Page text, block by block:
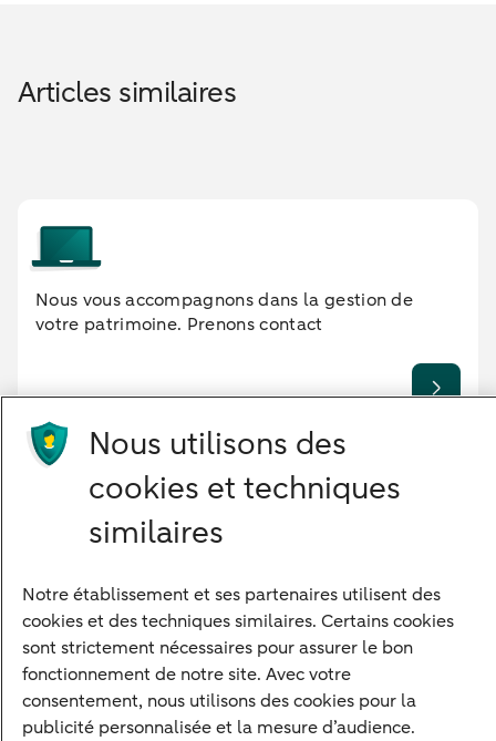
Articles similaires
Nous vous accompagnons dans la gestion de
votre patrimoine. Prenons contact
Notre approche
Notre raison d'être
Devenir client
Diversifier vos classes d'actifs
Structurer votre patrimoine
Nous utilisons des
cookies et techniques
similaires
Notre établissement et ses partenaires utilisent des
cookies et des techniques similaires. Certains cookies
sont strictement nécessaires pour assurer le bon
fonctionnement de notre site. Avec votre
consentement, nous utilisons des cookies pour la
publicité personnalisée et la mesure d’audience.